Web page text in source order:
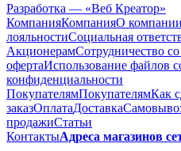
Разработка — «Веб Креатор»
КомпанияКомпанияО компании
лояльностиСоциальная
АкционерамСотрудничество
офертаИспользование файлов
конфиденциальности
ПокупателямПокупателямКак
заказОплатаДоставка
продажиСтатьи
КонтактыАдреса магазинов